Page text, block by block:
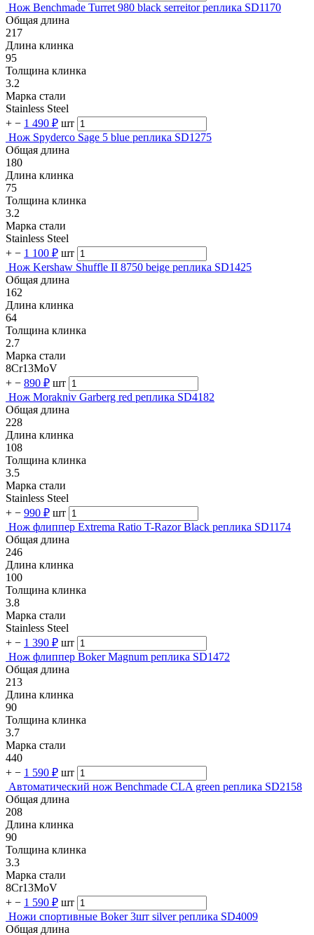
Нож Benchmade Turret 980 black serreitor реплика SD1170
Общая длина
217
Длина клинка
95
Толщина клинка
3.2
Марка стали
Stainless Steel
+ − 1 490 ₽ шт
Нож Spyderco Sage 5 blue реплика SD1275
Общая длина
180
Длина клинка
75
Толщина клинка
3.2
Марка стали
Stainless Steel
+ − 1 100 ₽ шт
Нож Kershaw Shuffle II 8750 beige реплика SD1425
Общая длина
162
Длина клинка
64
Толщина клинка
2.7
Марка стали
8Cr13MoV
+ − 890 ₽ шт
Нож Morakniv Garberg red реплика SD4182
Общая длина
228
Длина клинка
108
Толщина клинка
3.5
Марка стали
Stainless Steel
+ − 990 ₽ шт
Нож флиппер Extrema Ratio T-Razor Black реплика SD1174
Общая длина
246
Длина клинка
100
Толщина клинка
3.8
Марка стали
Stainless Steel
+ − 1 390 ₽ шт
Нож флиппер Boker Magnum реплика SD1472
Общая длина
213
Длина клинка
90
Толщина клинка
3.7
Марка стали
440
+ − 1 590 ₽ шт
Автоматический нож Benchmade CLA green реплика SD2158
Общая длина
208
Длина клинка
90
Толщина клинка
3.3
Марка стали
8Cr13MoV
+ − 1 590 ₽ шт
Ножи спортивные Boker 3шт silver реплика SD4009
Общая длина